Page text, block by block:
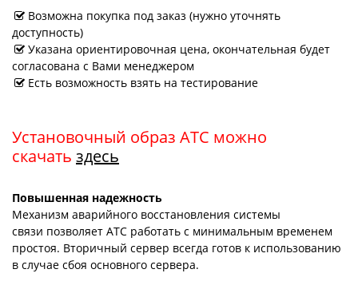
Возможна покупка под заказ (нужно уточнять
доступность)
Указана ориентировочная цена, окончательная будет
согласована с Вами менеджером
Есть возможность взять на тестирование
Установочный образ АТС можно
скачать здесь
Повышенная надежность
Механизм аварийного восстановления системы
связи позволяет АТС работать с минимальным временем
простоя. Вторичный сервер всегда готов к использованию
в случае сбоя основного сервера.